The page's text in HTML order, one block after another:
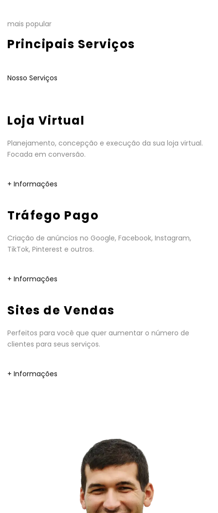
mais popular
Principais Serviços
Nosso Serviços
Loja Virtual
Planejamento, concepção e execução da sua loja virtual.
Focada em conversão.
+ Informações
Tráfego Pago
Criação de anúncios no Google, Facebook, Instagram,
TikTok, Pinterest e outros.
+ Informações
Sites de Vendas
Perfeitos para você que quer aumentar o número de
clientes para seus serviços.
+ Informações